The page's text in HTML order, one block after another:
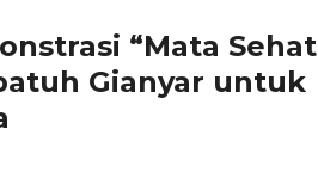
“Mata Sehat
Gianyar untuk